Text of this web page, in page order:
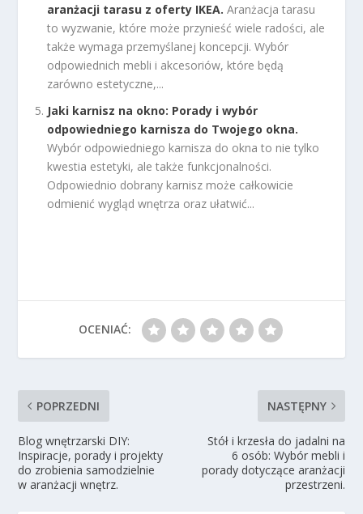
aranżacji tarasu z oferty IKEA. Aranżacja tarasu
to wyzwanie, które może przynieść wiele radości, ale
także wymaga przemyślanej koncepcji. Wybór
odpowiednich mebli i akcesoriów, które będą
zarówno estetyczne,...
Jaki karnisz na okno: Porady i wybór
odpowiedniego karnisza do Twojego okna.
Wybór odpowiedniego karnisza do okna to nie tylko
kwestia estetyki, ale także funkcjonalności.
Odpowiednio dobrany karnisz może całkowicie
odmienić wygląd wnętrza oraz ułatwić...
OCENIAĆ:
POPRZEDNI
Blog wnętrzarski DIY:
Inspiracje, porady i projekty
do zrobienia samodzielnie
w aranżacji wnętrz.
NASTĘPNY
Stół i krzesła do jadalni na
6 osób: Wybór mebli i
porady dotyczące aranżacji
przestrzeni.